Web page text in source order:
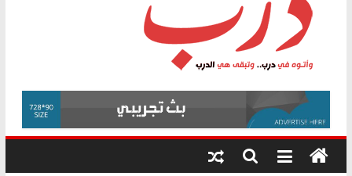
فرحات سليمان يكتب: القطاع الصحي إلى
أين؟
حزب التحالف الشعبي يطلق لجنة “الحق
في الصحة” بالإسكندرية لرصد الانتهاكات
ودعم المرضى
الوزاري لمدينة الصحفيين.. وانتهاء أعمال
إنشاء المبنى الإداري
المجلس القومي لحقوق الإنسان يعلن
متابعة قضية الدكتور محمد زهران.. ويؤكد:
قرينة البراءة وضمانات المحاكمة العادلة
درب
وأتوه
درب..
وتبقى
هي